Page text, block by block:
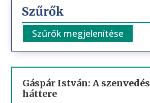
Gáspár István: A
háttere
Szűrők
Szűrők megjelenítése